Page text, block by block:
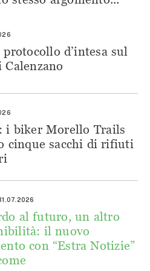
d’intesa sul
i biker Morello Trails
cinque sacchi di rifiuti
al futuro, un altro
il nuovo
con “Estra Notizie”